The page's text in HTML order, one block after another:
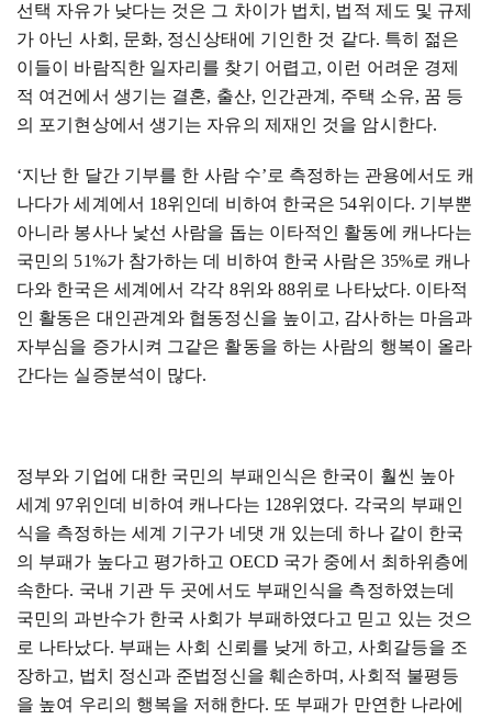
선택 자유가 낮다는 것은 그 차이가 법치 , 법적 제도 및 규제
가 아닌 사회 , 문화, 정신상태에 기인한 것 같다. 특히 젊은
이들이 바람직한 일자리를 찾기 어렵고, 이런 어려운 경제
적 여건에서 생기는 결혼, 출산, 인간관계 , 주택 소유, 꿈 등
의 포기현상에서 생기는 자유의 제재인 것을 암시한다.
‘지난 한 달간 기부를 한 사람 수’ 로 측정하는 관용에서도 캐
나다가 세계에서 18위인데 비하여 한국은 54위이다. 기부뿐
아니라 봉사나 낯선 사람을 돕는 이타적인 활동에 캐나다는
국민의 51%가 참가하는 데 비하여 한국 사람은 35%로 캐나
다와 한국은 세계에서 각각 8위와 88위로 나타났다. 이타적
인 활동은 대인관계와 협동정신을 높이고, 감사하는 마음과
자부심을 증가시켜 그같은 활동을 하는 사람의 행복이 올라
간다는 실증분석이 많다.
정부와 기업에 대한 국민의 부패인식은 한국이 훨씬 높아
세계97위인데 비하여 캐나다는 128위였다. 각국의 부패인
식을 측정하는 세계 기구가 네댓 개 있는데 하나 같이 한국
의 부패가 높다고 평가하고 OECD 국가 중에서 최하위층에
속한다. 국내 기관 두 곳에서도 부패인식을 측정하였는데
국민의 과반수가 한국 사회가 부패하였다고 믿고 있는 것으
로 나타났다. 부패는 사회 신뢰를 낮게 하고, 사회갈등을 조
장하고, 법치 정신과 준법정신을 훼손하며 ,사회적 불평등
을 높여 우리의 행복을 저해한다. 또 부패가 만연한 나라에